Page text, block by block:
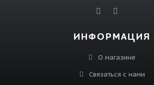
ИНФОРМАЦИЯ
О магазине
Связаться с нами